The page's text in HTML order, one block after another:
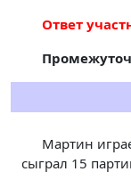
Ответ
Мартин
сыграл 15